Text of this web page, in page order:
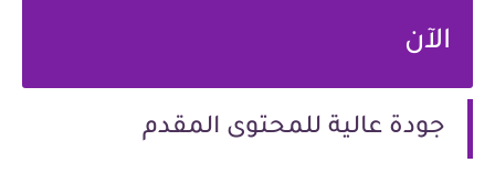
الآن
جودة عالية للمحتوى المقدم